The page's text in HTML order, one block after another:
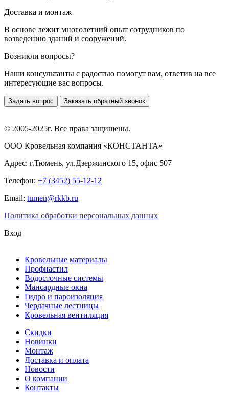
Доставка и монтаж
В основе лежит многолетний опыт сотрудников по
возведению зданий и сооружений.
Возникли вопросы?
Наши консультанты с радостью помогут вам, ответив на все
интересующие вас вопросы.
Задать вопрос Заказать обратный звонок
© 2005-2025г. Все права защищены.
ООО Кровельная компания «КОНСТАНТА»
Адрес: г.Тюмень, ул.Дзержинского 15, офис 507
Телефон: +7 (3452) 55-12-12
Email: tumen@rkkb.ru
Политика обработки персональных данных
Вход
Кровельные материалы
Профнастил
Водосточные системы
Мансардные окна
Гидро и пароизоляция
Чердачные лестницы
Кровельная вентиляция
Скидки
Новинки
Монтаж
Доставка и оплата
Новости
О компании
Контакты